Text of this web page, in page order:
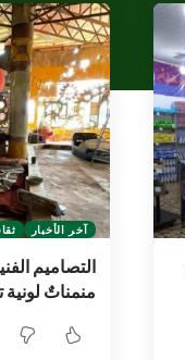
آخر الأخبار
التصاميم
منمناتٌ